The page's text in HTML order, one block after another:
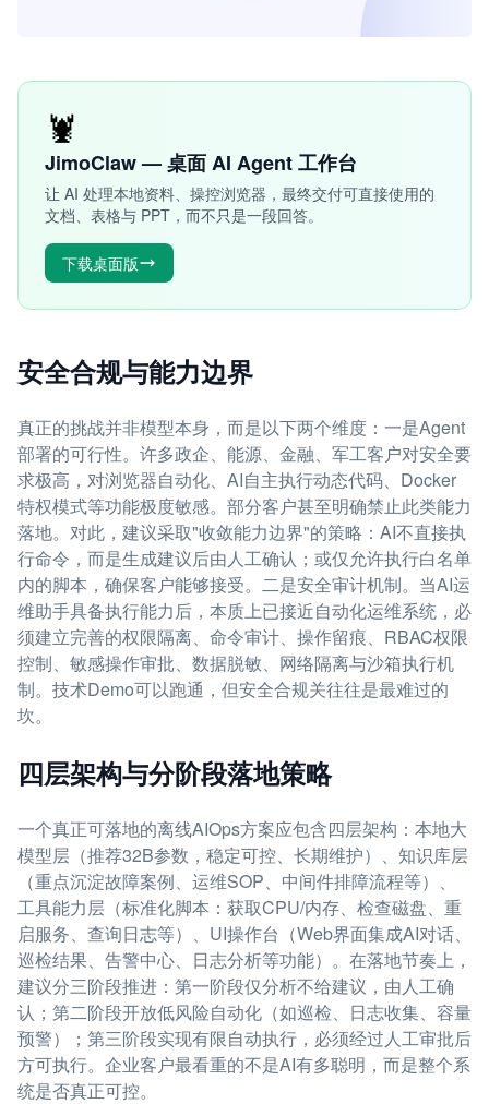
🦞
JimoClaw — 桌面 AI Agent 工作台
让 AI 处理本地资料、操控浏览器，最终交付可直接使用的
文档、表格与 PPT，而不只是一段回答。
下载桌面版
安全合规与能力边界
真正的挑战并非模型本身，而是以下两个维度：一是Agent
部署的可行性。许多政企、能源、金融、军工客户对安全要
求极高，对浏览器自动化、AI自主执行动态代码、Docker
特权模式等功能极度敏感。部分客户甚至明确禁止此类能力
落地。对此，建议采取"收敛能力边界"的策略：AI不直接执
行命令，而是生成建议后由人工确认；或仅允许执行白名单
内的脚本，确保客户能够接受。二是安全审计机制。当AI运
维助手具备执行能力后，本质上已接近自动化运维系统，必
须建立完善的权限隔离、命令审计、操作留痕、RBAC权限
控制、敏感操作审批、数据脱敏、网络隔离与沙箱执行机
制。技术Demo可以跑通，但安全合规关往往是最难过的
坎。
四层架构与分阶段落地策略
一个真正可落地的离线AIOps方案应包含四层架构：本地大
模型层（推荐32B参数，稳定可控、长期维护）、知识库层
（重点沉淀故障案例、运维SOP、中间件排障流程等）、
工具能力层（标准化脚本：获取CPU/内存、检查磁盘、重
启服务、查询日志等）、UI操作台（Web界面集成AI对话、
巡检结果、告警中心、日志分析等功能）。在落地节奏上，
建议分三阶段推进：第一阶段仅分析不给建议，由人工确
认；第二阶段开放低风险自动化（如巡检、日志收集、容量
预警）；第三阶段实现有限自动执行，必须经过人工审批后
方可执行。企业客户最看重的不是AI有多聪明，而是整个系
统是否真正可控。